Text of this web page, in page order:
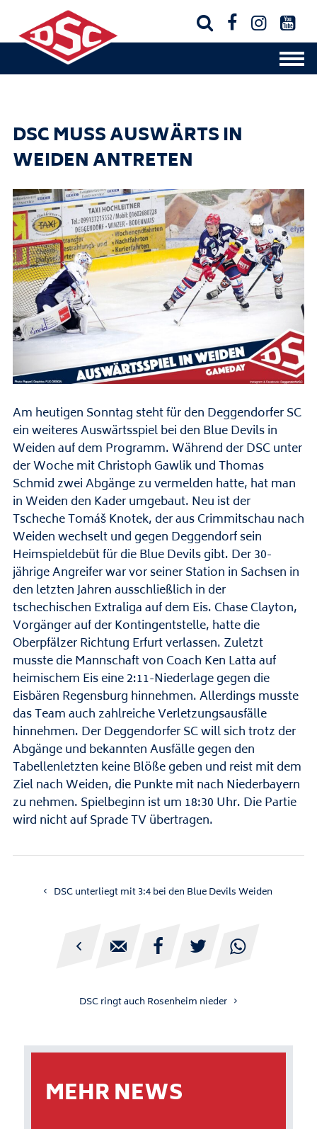
   
DSC MUSS AUSWÄRTS IN
WEIDEN ANTRETEN
Am heutigen Sonntag steht für den Deggendorfer SC
ein weiteres Auswärtsspiel bei den Blue Devils in
Weiden auf dem Programm. Während der DSC unter
der Woche mit Christoph Gawlik und Thomas
Schmid zwei Abgänge zu vermelden hatte, hat man
in Weiden den Kader umgebaut. Neu ist der
Tscheche Tomáš Knotek, der aus Crimmitschau nach
Weiden wechselt und gegen Deggendorf sein
Heimspieldebüt für die Blue Devils gibt. Der 30-
jährige Angreifer war vor seiner Station in Sachsen in
den letzten Jahren ausschließlich in der
tschechischen Extraliga auf dem Eis. Chase Clayton,
Vorgänger auf der Kontingentstelle, hatte die
Oberpfälzer Richtung Erfurt verlassen. Zuletzt
musste die Mannschaft von Coach Ken Latta auf
heimischem Eis eine 2:11-Niederlage gegen die
Eisbären Regensburg hinnehmen. Allerdings musste
das Team auch zahlreiche Verletzungsausfälle
hinnehmen. Der Deggendorfer SC will sich trotz der
Abgänge und bekannten Ausfälle gegen den
Tabellenletzten keine Blöße geben und reist mit dem
Ziel nach Weiden, die Punkte mit nach Niederbayern
zu nehmen. Spielbeginn ist um 18:30 Uhr. Die Partie
wird nicht auf Sprade TV übertragen.
DSC unterliegt mit 3:4 bei den Blue Devils Weiden
    
DSC ringt auch Rosenheim nieder
MEHR NEWS